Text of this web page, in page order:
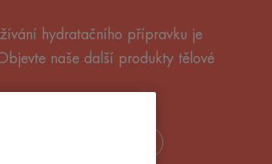
hydratačního přípravku je
naše další produkty tělové